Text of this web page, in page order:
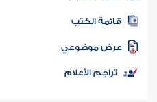
المكتبة
الكتب
موضوعي